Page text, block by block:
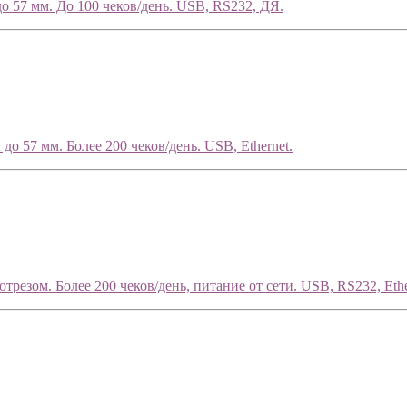
57 мм. До 100 чеков/день. USB, RS232, ДЯ.
57 мм. Более 200 чеков/день. USB, Ethernet.
Более 200 чеков/день, питание от сети. USB, RS232,